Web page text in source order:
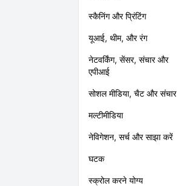
स्कैनिंग और प्रिंटिंग
यूआई, थीम, और रंग
नेटवर्किंग, सेंसर, संचार और
एपीआई
सोशल मीडिया, चैट और संचार
मल्टीमीडिया
नेविगेशन, सर्च और साझा करें
घटक
स्क्रोल करने योग्य